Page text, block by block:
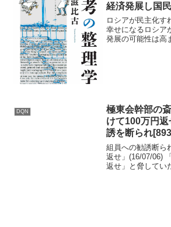
経済発展し国
ロシアが民主化す
幸せになるロシア
発展の可能性は高
DQN
極東会幹部の
けて100万円
誘を断られ
組員への勧誘断ら
返せ」(16/07/06)
返せ」と脅してい